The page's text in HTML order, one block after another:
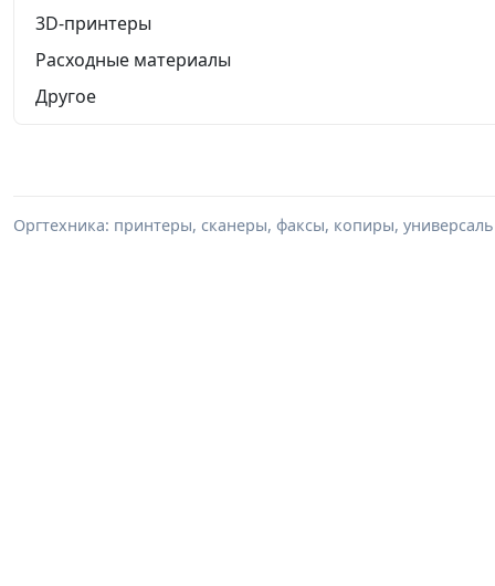
3D-принтеры
Расходные материалы
Другое
Оргтехника: принтеры, сканеры, факсы, копиры,